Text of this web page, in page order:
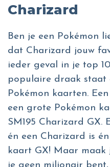
Charizard
Ben je een Pokémon
dat Charizard jouw
ieder geval in je top
populaire draak staat
Pokémon kaarten.
een grote Pokémon
SM195 Charizard
én een Charizard is
kaart GX! Maar maak